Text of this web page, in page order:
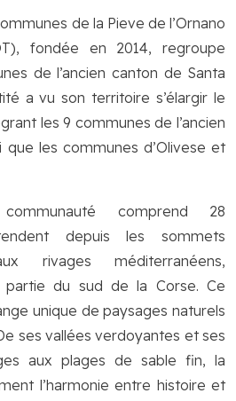
de la Pieve de l’Ornano
fondée en 2014, regroupe
de l’ancien canton de Santa
a vu son territoire s’élargir le
les 9 communes de l’ancien
les communes d’Olivese et
comprend 28
depuis les sommets
rivages méditerranéens,
partie du sud de la Corse. Ce
unique de paysages naturels
ses vallées verdoyantes et ses
aux plages de sable fin, la
l’harmonie entre histoire et